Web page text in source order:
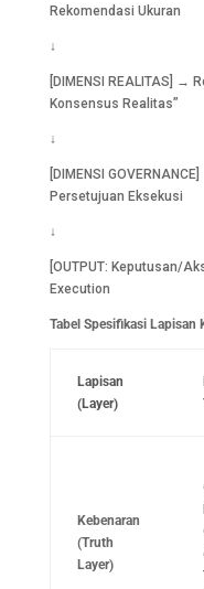
Rekomendasi Ukuran
↓
[DIMENSI REALITAS] →
Konsensus Realitas”
↓
[DIMENSI
Persetujuan Eksekusi
↓
[OUTPUT: Keputusan/
Execution
Tabel Spesifikasi Lapisan
Lapisan
(Layer)
Kebenaran
(Truth
Layer)